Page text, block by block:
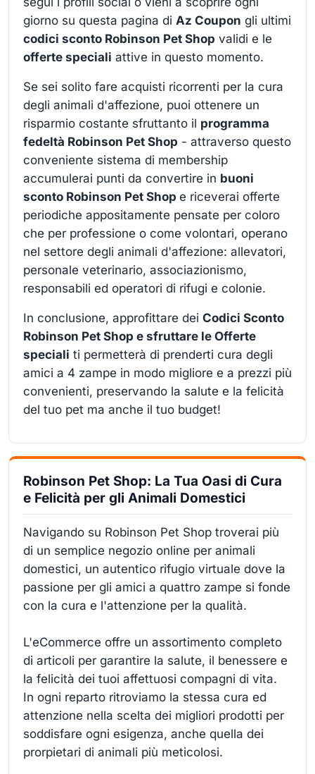
giorno su questa pagina di Az Coupon gli ultimi
codici sconto Robinson Pet Shop validi e le
offerte speciali attive in questo momento.
Se sei solito fare acquisti ricorrenti per la cura
degli animali d'affezione, puoi ottenere un
risparmio costante sfruttanto il programma
fedeltà Robinson Pet Shop - attraverso questo
conveniente sistema di membership
accumulerai punti da convertire in buoni
sconto Robinson Pet Shop e riceverai offerte
periodiche appositamente pensate per coloro
che per professione o come volontari, operano
nel settore degli animali d'affezione: allevatori,
personale veterinario, associazionismo,
responsabili ed operatori di rifugi e colonie.
In conclusione, approfittare dei Codici Sconto
Robinson Pet Shop e sfruttare le Offerte
speciali ti permetterà di prenderti cura degli
amici a 4 zampe in modo migliore e a prezzi più
convenienti, preservando la salute e la felicità
del tuo pet ma anche il tuo budget!
Robinson Pet Shop: La Tua Oasi di Cura
e Felicità per gli Animali Domestici
Navigando su Robinson Pet Shop troverai più
di un semplice negozio online per animali
domestici, un autentico rifugio virtuale dove la
passione per gli amici a quattro zampe si fonde
con la cura e l'attenzione per la qualità.
L'eCommerce offre un assortimento completo
di articoli per garantire la salute, il benessere e
la felicità dei tuoi affettuosi compagni di vita.
In ogni reparto ritroviamo la stessa cura ed
attenzione nella scelta dei migliori prodotti per
soddisfare ogni esigenza, anche quella dei
prorpietari di animali più meticolosi.